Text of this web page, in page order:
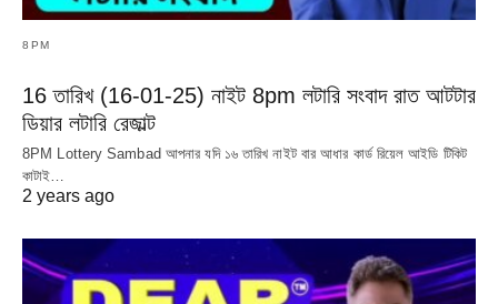
8PM
16 তারিখ (16-01-25) নাইট 8pm লটারি সংবাদ রাত আটটার
ডিয়ার লটারি রেজাল্ট
8PM Lottery Sambad আপনার যদি ১৬ তারিখ নাইট বার আধার কার্ড রিয়েল আইডি টিকিট
কাটাই…
2 years ago